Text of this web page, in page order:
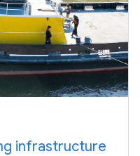
infrastructure